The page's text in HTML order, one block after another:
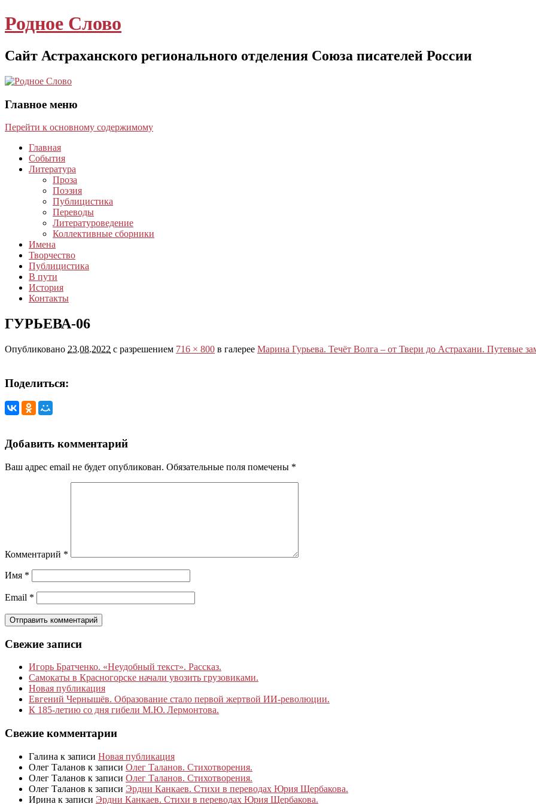
Родное Слово
Сайт Астраханского регионального отделения Союза писателей России
Главное меню
Перейти к основному содержимому
Главная
События
Литература
Проза
Поэзия
Публицистика
Переводы
Литературоведение
Коллективные сборники
Имена
Творчество
Публицистика
В пути
История
Контакты
ГУРЬЕВА-06
Опубликовано 23.08.2022 с разрешением 716 × 800 в галерее Марина Гурьева. Течёт Волга – от Твери до Астрахани. Путевые
Поделиться:
Добавить комментарий
Ваш адрес email не будет опубликован. Обязательные поля помечены *
Комментарий *
Имя *
Email *
Свежие записи
Игорь Братченко. «Неудобный текст». Рассказ.
Самокаты в Красногорске начали увозить грузовиками.
Новая публикация
Евгений Чернышёв. Образование стало первой жертвой ИИ-революции.
К 185‑летию со дня гибели М.Ю. Лермонтова.
Свежие комментарии
Галина к записи Новая публикация
Олег Таланов к записи Олег Таланов. Стихотворения.
Олег Таланов к записи Олег Таланов. Стихотворения.
Олег Таланов к записи Эрдни Канкаев. Стихи в переводах Юрия Щербакова.
Ирина к записи Эрдни Канкаев. Стихи в переводах Юрия Щербакова.